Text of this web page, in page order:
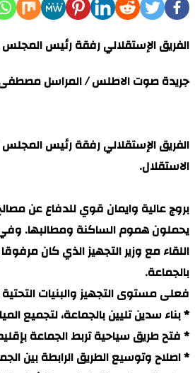
الفريق الإستقلالي رفقة رئيس المجلس
جريدة صوت الاطلس / المراسل
الفريق الإستقلالي رفقة رئيس
الاستقلال.
بروج عالية وايمان قوي للدفاع عن
يحملون هموم الساكنة ومطالبها.
اللقاء مع وزير التجهيز الذي كان
بالجماعة.
فعلى مستوى التجهيز والبنيات
* بناء سدين تليين بالجماعة، لتجميع
* فتح طريق سياحية تربط الجماعة بإقليم
* اصلاح وتوسيع الطريق الرابطة بين